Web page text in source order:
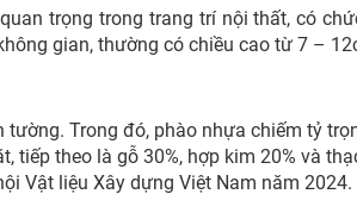
trọng trong trang trí nội thất, có
gian, thường có chiều cao từ 7 –
Trong đó, phào nhựa chiếm tỷ
tiếp theo là gỗ 30%, hợp kim 20% và
Vật liệu Xây dựng Việt Nam năm 2024.